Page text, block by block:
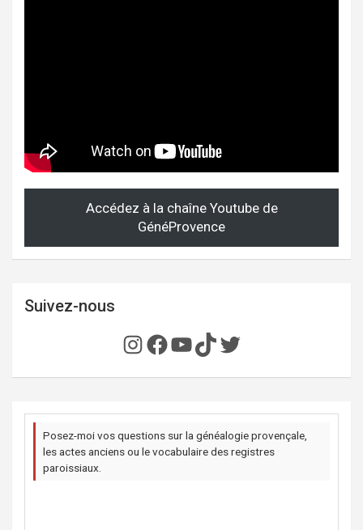
Accédez à la chaîne Youtube de
GénéProvence
Suivez-nous
Instagram
Facebook
YouTube
TikTok
Twitter
Posez-moi vos questions sur la généalogie provençale,
les actes anciens ou le vocabulaire des registres
paroissiaux.